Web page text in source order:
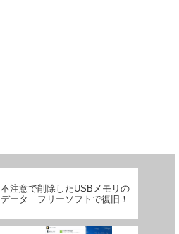
不注意で削除したUSBメモリの
データ…フリーソフトで復旧！